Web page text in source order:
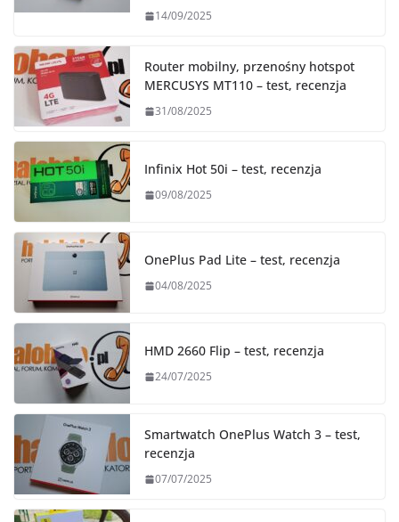
14/09/2025
Router mobilny, przenośny hotspot
MERCUSYS MT110 – test, recenzja
31/08/2025
Infinix Hot 50i – test, recenzja
09/08/2025
OnePlus Pad Lite – test, recenzja
04/08/2025
HMD 2660 Flip – test, recenzja
24/07/2025
Smartwatch OnePlus Watch 3 – test,
recenzja
07/07/2025